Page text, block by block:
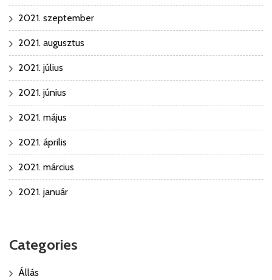
2021. szeptember
2021. augusztus
2021. július
2021. június
2021. május
2021. április
2021. március
2021. január
Categories
Állás